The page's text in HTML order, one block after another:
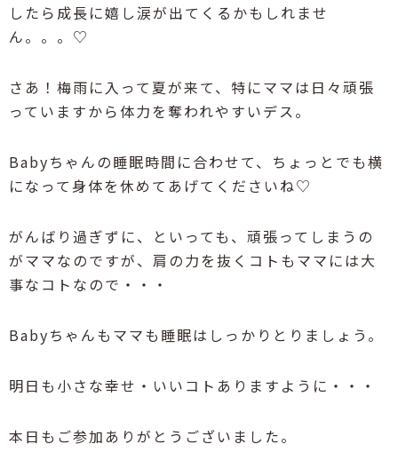
したら成長に嬉し涙が出てくるかもしれませ
ん。。。♡
さあ！梅雨に入って夏が来て、特にママは日々頑張
っていますから体力を奪われやすいデス。
Babyちゃんの睡眠時間に合わせて、ちょっとでも横
になって身体を休めてあげてくださいね♡
がんばり過ぎずに、といっても、頑張ってしまうの
がママなのですが、肩の力を抜くコトもママには大
事なコトなので・・・
Babyちゃんもママも睡眠はしっかりとりましょう。
明日も小さな幸せ・いいコトありますように・・・
本日もご参加ありがとうございました。